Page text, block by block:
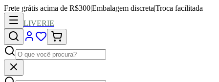
Frete grátis acima de R$300|Embalagem discreta|Troca facilitada
LIVERIE